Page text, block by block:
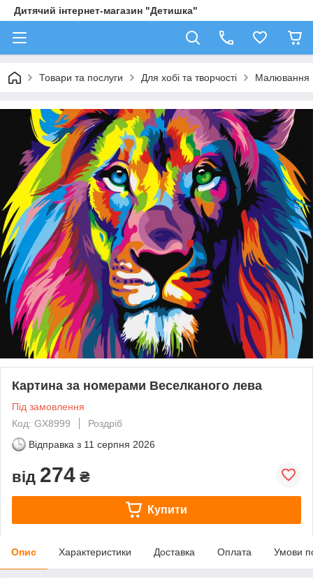
Дитячий інтернет-магазин "Детишка"
Товари та послуги Для хобі та творчості Малювання
Картина за номерами Веселканого лева
Під замовлення
Код: GX8999
Роздріб
Відправка з 11 серпня 2026
від 274 ₴
Купити
Опис Характеристики Доставка Оплата Умови